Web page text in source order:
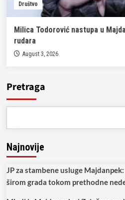
Društvo
Milica Todorović nastupa u
rudara
August 3, 2026
Pretraga
Najnovije
JP za stambene usluge
širom grada tokom prethodne